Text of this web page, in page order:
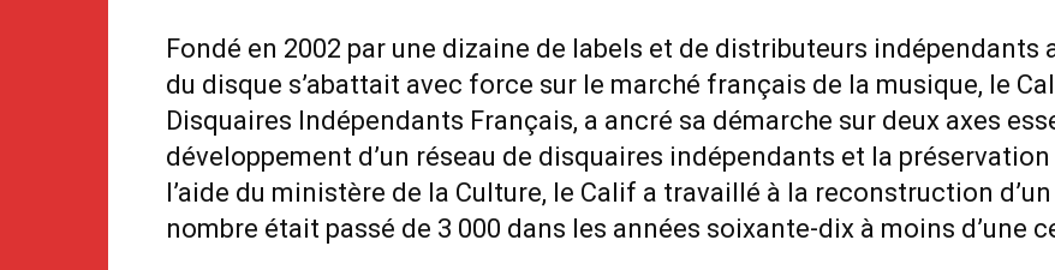
Fondé en 2002 par une dizaine de labels et de distributeurs indépendants
du disque s’abattait avec force sur le marché français de la musique, le
Disquaires Indépendants Français, a ancré sa démarche sur deux axes
développement d’un réseau de disquaires indépendants et la
l’aide du ministère de la Culture, le Calif a travaillé à la reconstruction
nombre était passé de 3 000 dans les années soixante-dix à moins d’une